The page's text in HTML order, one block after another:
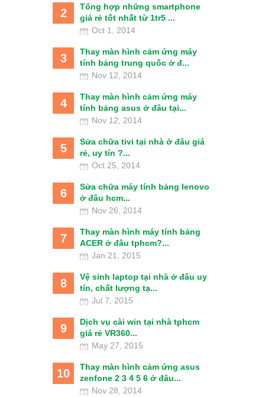
2
Tổng hợp những smartphone
giá rẻ tốt nhất từ 1tr5 ...
Oct 1, 2014
3
Thay màn hình cảm ứng máy
tính bảng trung quốc ở đ...
Nov 12, 2014
4
Thay màn hình cảm ứng máy
tính bảng asus ở đâu tại...
Nov 12, 2014
5
Sửa chữa tivi tại nhà ở đâu giá
rẻ, uy tín ?...
Oct 25, 2014
6
Sửa chữa máy tính bảng lenovo
ở đâu hcm...
Nov 26, 2014
7
Thay màn hình máy tính bảng
ACER ở đâu tphcm?...
Jan 21, 2015
8
Vệ sinh laptop tại nhà ở đâu uy
tín, chất lượng tạ...
Jul 7, 2015
9
Dịch vụ cài win tại nhà tphcm
giá rẻ VR360...
May 27, 2015
10
Thay màn hình cảm ứng asus
zenfone 2 3 4 5 6 ở đâu...
Nov 28, 2014